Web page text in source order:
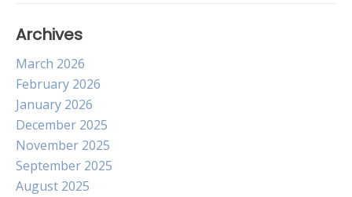
Archives
March 2026
February 2026
January 2026
December 2025
November 2025
September 2025
August 2025